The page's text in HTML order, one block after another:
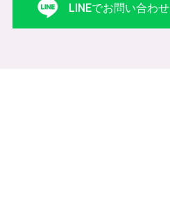
LINEでお問い合わせ